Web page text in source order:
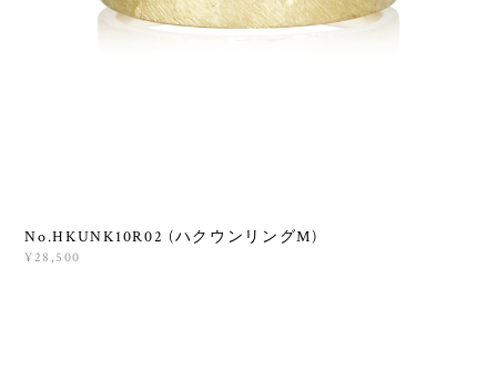
No.HKUNK10R02 (ハクウンリングM)
¥28,500